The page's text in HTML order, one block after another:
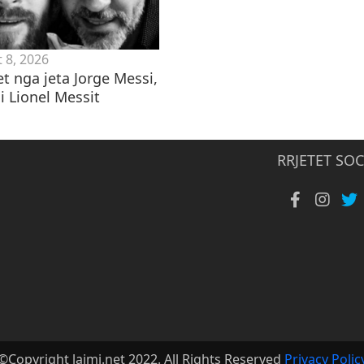
8, 2026
nga jeta Jorge Messi,
Lionel Messit
RRJETET
lajmi.net 2022. All Rights Reserved Privacy